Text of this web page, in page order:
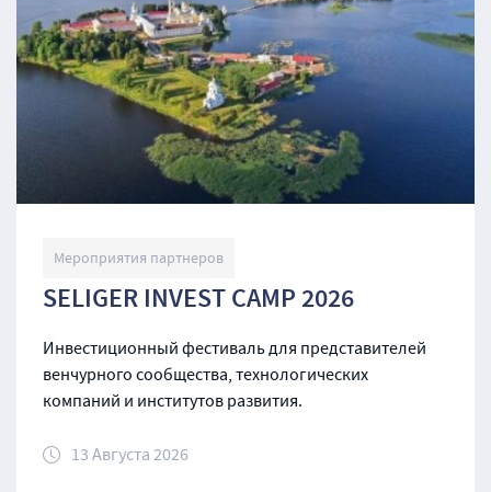
Мероприятия партнеров
SELIGER INVEST CAMP 2026
Инвестиционный фестиваль для представителей
венчурного сообщества, технологических
компаний и институтов развития.
13 Августа 2026